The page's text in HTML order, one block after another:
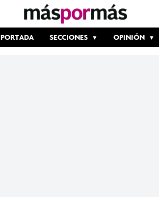
PORTADA SECCIONES OPINIÓN